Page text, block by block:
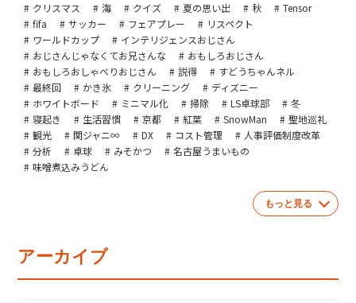
クリスマス
海 クイズ 夏の思い出 秋
Tensor
fifa
サッカー フェアプレー
リスペクト
ワールドカップ
インテリジェンスおじさん
おじさんじゃなくてお兄さんな
おもしろおじさん
おもしろおしゃべりおじさん
説得
すどうちゃんネル
最終回
かき氷 クリーニング
ディズニー
ホワイトボード
ミニマル化 掃除 LS卓球部
冬
寝起き
生活習慣 京都 紅葉 SnowMan
聖地巡礼
観光
関ジャニ∞ DX コスト管理
人事評価制度改革
分析
卓球 みそかつ
名古屋うまいもの
味噌煮込みうどん
もっと見る
アーカイブ